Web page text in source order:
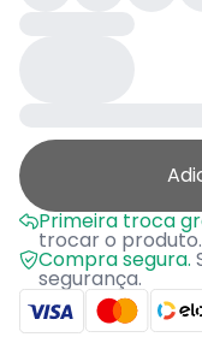
Primeira troca
trocar o produto.
Compra segura.
segurança.